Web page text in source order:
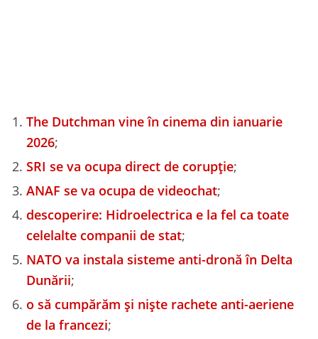
The Dutchman vine în cinema din ianuarie
2026;
SRI se va ocupa direct de corupție;
ANAF se va ocupa de videochat;
descoperire: Hidroelectrica e la fel ca toate
celelalte companii de stat;
NATO va instala sisteme anti-dronă în Delta
Dunării;
o să cumpărăm și niște rachete anti-aeriene
de la francezi;